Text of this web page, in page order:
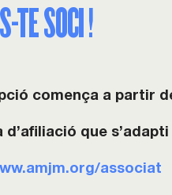
SOCI !
comença a partir
d’afiliació que
associat